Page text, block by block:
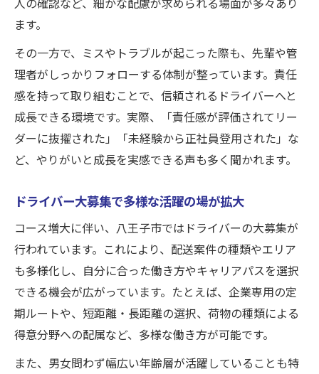
ます。
その一方で、ミスやトラブルが起こった際も、先輩や管
理者がしっかりフォローする体制が整っています。責任
感を持って取り組むことで、信頼されるドライバーへと
成長できる環境です。実際、「責任感が評価されてリー
ダーに抜擢された」「未経験から正社員登用された」な
ど、やりがいと成長を実感できる声も多く聞かれます。
ドライバー大募集で多様な活躍の場が拡大
コース増大に伴い、八王子市ではドライバーの大募集が
行われています。これにより、配送案件の種類やエリア
も多様化し、自分に合った働き方やキャリアパスを選択
できる機会が広がっています。たとえば、企業専用の定
期ルートや、短距離・長距離の選択、荷物の種類による
得意分野への配属など、多様な働き方が可能です。
また、男女問わず幅広い年齢層が活躍していることも特